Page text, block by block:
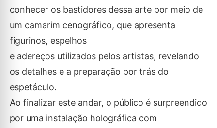
conhecer os bastidores dessa arte por meio de
um camarim cenográfico, que apresenta
figurinos, espelhos
e adereços utilizados pelos artistas, revelando
os detalhes e a preparação por trás do
espetáculo.
Ao finalizar este andar, o público é surpreendido
por uma instalação holográfica com